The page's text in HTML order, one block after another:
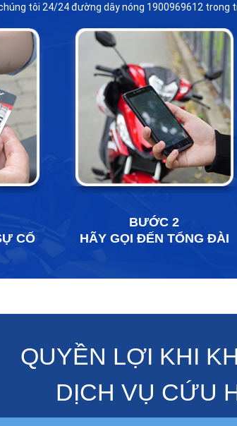
tôi 24/24 đường dây nóng 1900969612
CỐ
BƯỚC 2
HÃY GỌI ĐẾN TỔNG ĐÀI
QUYỀN LỢI KHI
DỊCH VỤ CỨU